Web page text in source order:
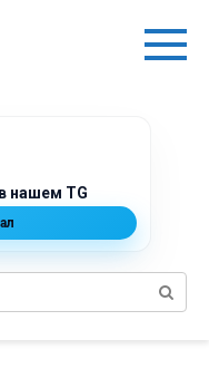
нашем TG